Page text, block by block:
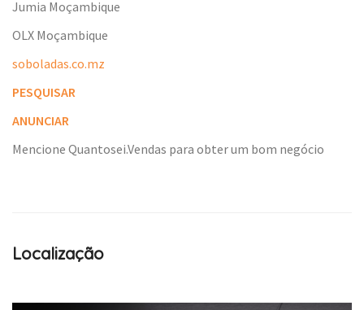
Jumia Moçambique
OLX Moçambique
soboladas.co.mz
PESQUISAR
ANUNCIAR
Mencione Quantosei.Vendas para obter um bom negócio
Localização